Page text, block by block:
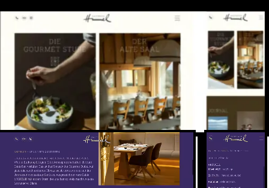
Das Gasthaus Hummel bei Regensburg ist ein
Restaurant mit gehobener, aber entspannter Küche
und angenehm modernen Ambiente.